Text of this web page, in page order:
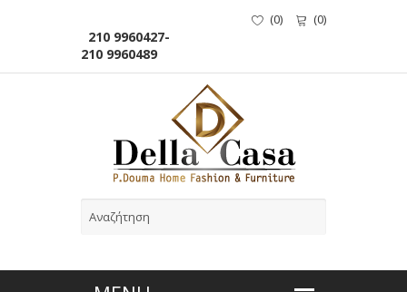
210 9960427-
210 9960489
(0) (0)